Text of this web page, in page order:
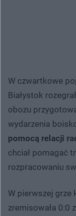
W czwartkowe
Białystok
obozu
wydarzenia
pomocą relacji
chciał pomagać
rozpracowaniu
W pierwszej grze
zremisowała 0:0